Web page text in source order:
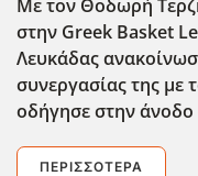
Με τον Θοδωρή
στην Greek Basket
Λευκάδας
συνεργασίας της με
οδήγησε στην
ΠΕΡΙΣΣΌΤΕΡΑ